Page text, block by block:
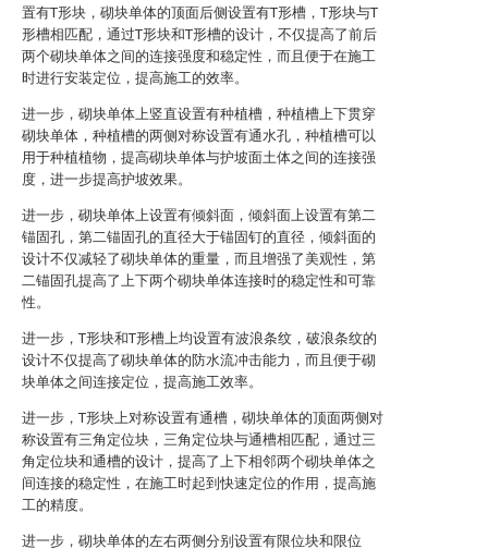
置有T形块，砌块单体的顶面后侧设置有T形槽，T形块与T
形槽相匹配，通过T形块和T形槽的设计，不仅提高了前后
两个砌块单体之间的连接强度和稳定性，而且便于在施工
时进行安装定位，提高施工的效率。
进一步，砌块单体上竖直设置有种植槽，种植槽上下贯穿
砌块单体，种植槽的两侧对称设置有通水孔，种植槽可以
用于种植植物，提高砌块单体与护坡面土体之间的连接强
度，进一步提高护坡效果。
进一步，砌块单体上设置有倾斜面，倾斜面上设置有第二
锚固孔，第二锚固孔的直径大于锚固钉的直径，倾斜面的
设计不仅减轻了砌块单体的重量，而且增强了美观性，第
二锚固孔提高了上下两个砌块单体连接时的稳定性和可靠
性。
进一步，T形块和T形槽上均设置有波浪条纹，破浪条纹的
设计不仅提高了砌块单体的防水流冲击能力，而且便于砌
块单体之间连接定位，提高施工效率。
进一步，T形块上对称设置有通槽，砌块单体的顶面两侧对
称设置有三角定位块，三角定位块与通槽相匹配，通过三
角定位块和通槽的设计，提高了上下相邻两个砌块单体之
间连接的稳定性，在施工时起到快速定位的作用，提高施
工的精度。
进一步，砌块单体的左右两侧分别设置有限位块和限位